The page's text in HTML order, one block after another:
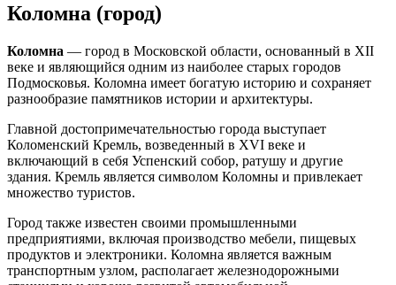
Коломна (город)
Коломна — город в Московской области, основанный в XII
веке и являющийся одним из наиболее старых городов
Подмосковья. Коломна имеет богатую историю и сохраняет
разнообразие памятников истории и архитектуры.
Главной достопримечательностью города выступает
Коломенский Кремль, возведенный в XVI веке и
включающий в себя Успенский собор, ратушу и другие
здания. Кремль является символом Коломны и привлекает
множество туристов.
Город также известен своими промышленными
предприятиями, включая производство мебели, пищевых
продуктов и электроники. Коломна является важным
транспортным узлом, располагает железнодорожными